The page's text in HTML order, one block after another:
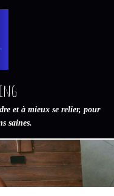
et à mieux se relier, pour
saines.